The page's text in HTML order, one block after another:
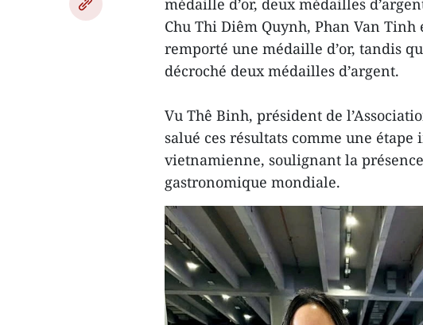
médaille d’or, deux médailles
Chu Thi Diêm Quynh, Phan Van
remporté une médaille d’or, tandis
décroché deux médailles d’argent.
Vu Thê Binh, président de
salué ces résultats comme une
vietnamienne, soulignant la
gastronomique mondiale.